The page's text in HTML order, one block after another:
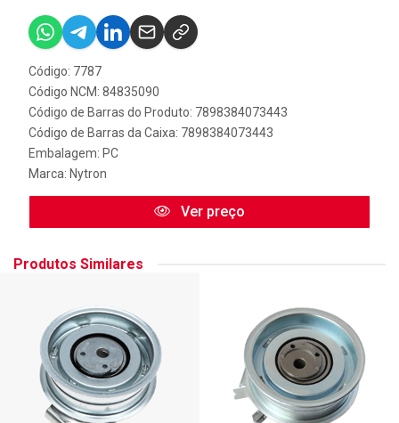
Código: 7787
Código NCM: 84835090
Código de Barras do Produto: 7898384073443
Código de Barras da Caixa: 7898384073443
Embalagem: PC
Marca: Nytron
Ver preço
Produtos Similares